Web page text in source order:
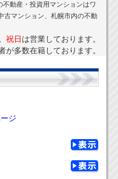
動産・投資用マンションはワ
古マンション、札幌市内の不動
祝日 は営業しております。
多数在籍しております。
ジ